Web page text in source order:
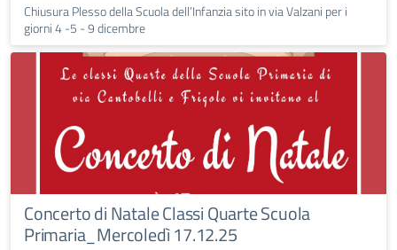
Chiusura Plesso della Scuola dell’Infanzia sito in via Valzani per i
giorni 4 -5 - 9 dicembre
Concerto di Natale Classi Quarte Scuola
Primaria_Mercoledì 17.12.25